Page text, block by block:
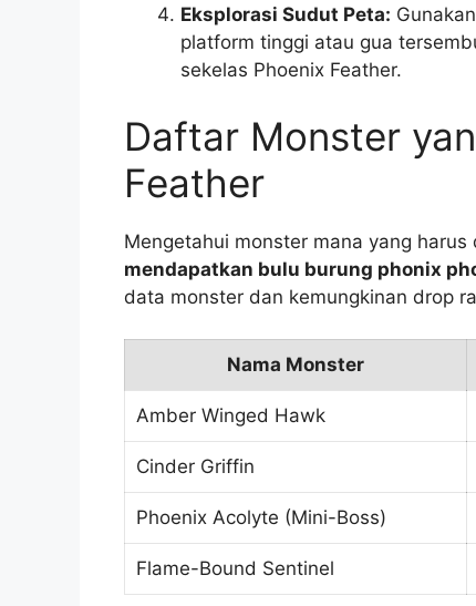
Eksplorasi Sudut Peta:
platform tinggi atau gua
sekelas Phoenix Feather.
Daftar Monster
Feather
Mengetahui monster mana yang
mendapatkan bulu burung phonix
data monster dan kemungkinan drop
Nama Monster
Amber Winged Hawk
Cinder Griffin
Phoenix Acolyte (Mini-Boss)
Flame-Bound Sentinel